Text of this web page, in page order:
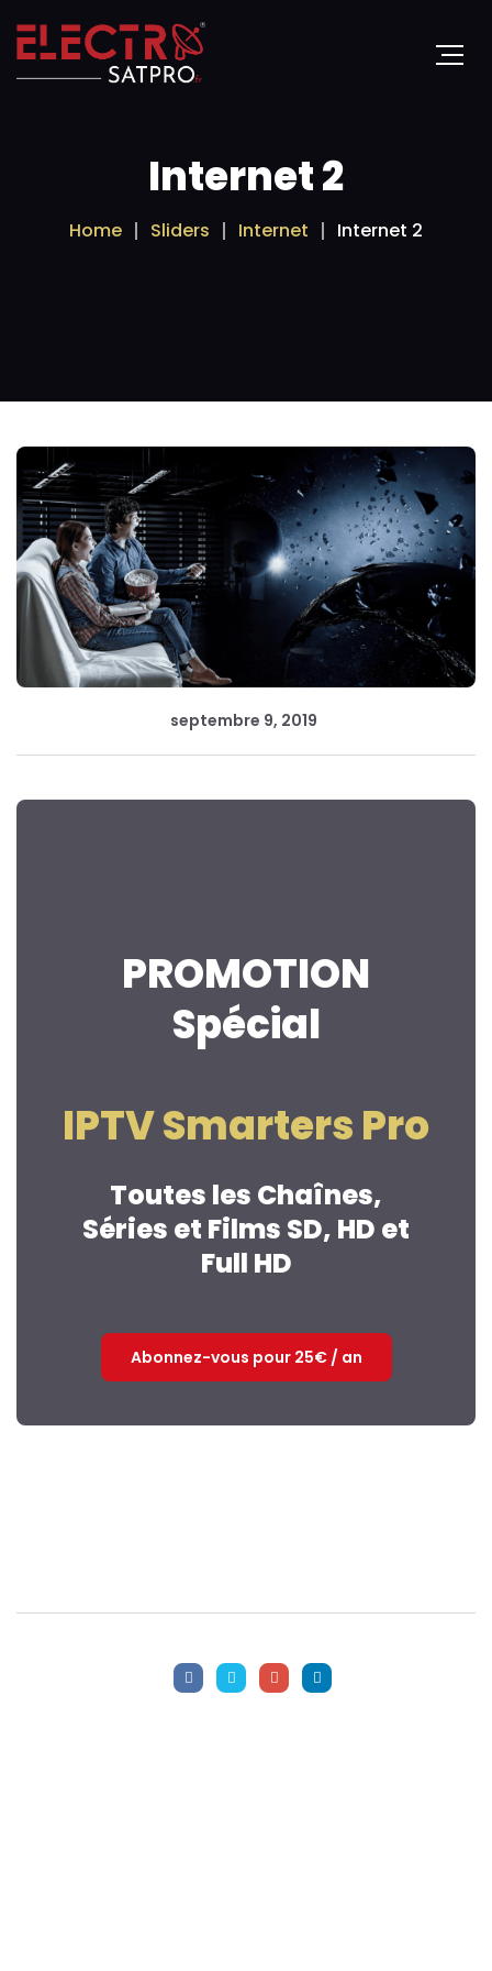
Internet 2
Home Sliders Internet Internet 2
septembre 9, 2019
PROMOTION
Spécial
IPTV Smarters Pro
Toutes les Chaînes,
Séries et Films SD, HD et
Full HD
Abonnez-vous pour 25€ / an